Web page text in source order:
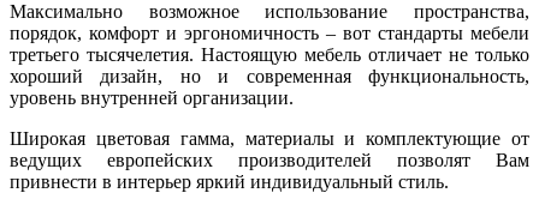
Максимально возможное использование пространства,
порядок, комфорт и эргономичность – вот стандарты мебели
третьего тысячелетия. Настоящую мебель отличает не только
хороший дизайн, но и современная функциональность,
уровень внутренней организации.
Широкая цветовая гамма, материалы и комплектующие от
ведущих европейских производителей позволят Вам
привнести в интерьер яркий индивидуальный стиль.